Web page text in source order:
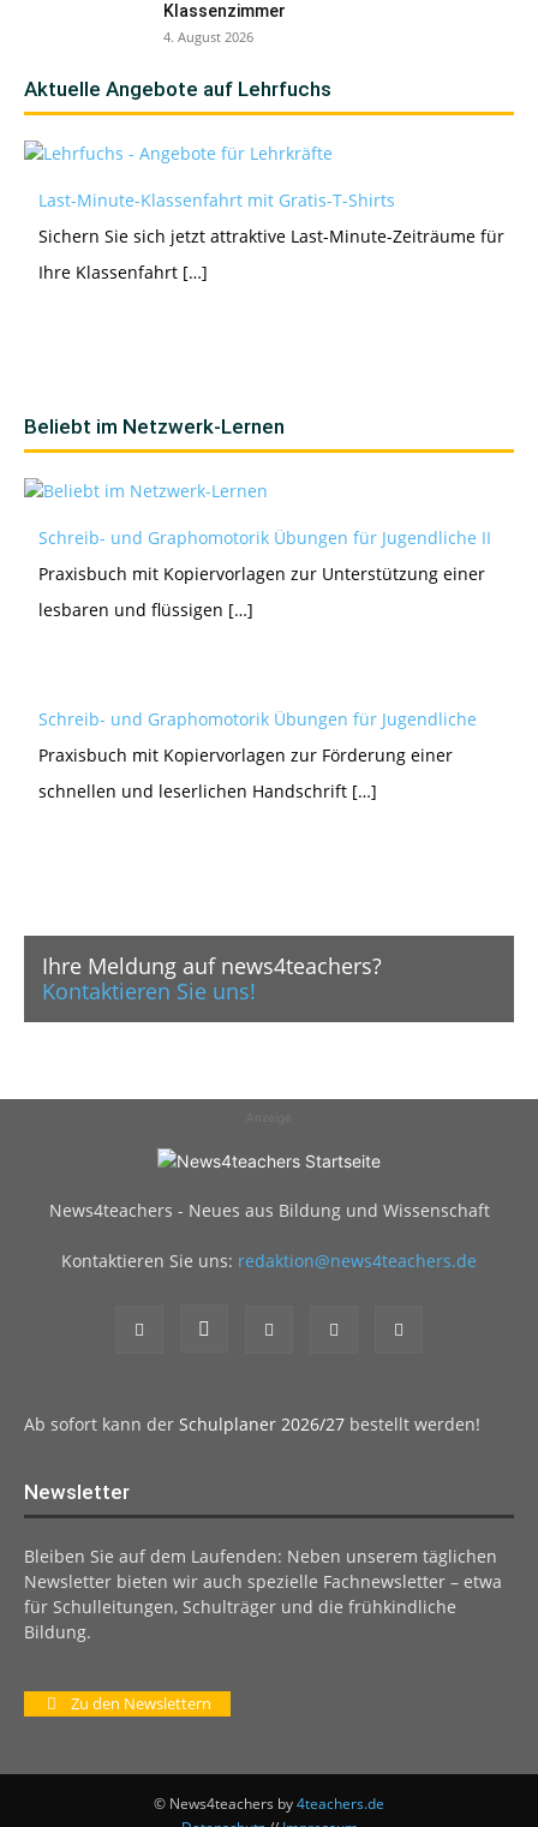
Klassenzimmer
4. August 2026
Aktuelle Angebote auf Lehrfuchs
Last-Minute-Klassenfahrt mit Gratis-T-Shirts
Sichern Sie sich jetzt attraktive Last-Minute-Zeiträume für
Ihre Klassenfahrt […]
Beliebt im Netzwerk-Lernen
Schreib- und Graphomotorik Übungen für Jugendliche II
Praxisbuch mit Kopiervorlagen zur Unterstützung einer
lesbaren und flüssigen […]
Schreib- und Graphomotorik Übungen für Jugendliche
Praxisbuch mit Kopiervorlagen zur Förderung einer
schnellen und leserlichen Handschrift […]
Ihre Meldung auf news4teachers?
Kontaktieren Sie uns!
News4teachers - Neues aus Bildung und Wissenschaft
Kontaktieren Sie uns: redaktion@news4teachers.de
Ab sofort kann der Schulplaner 2026/27 bestellt werden!
Newsletter
Bleiben Sie auf dem Laufenden: Neben unserem täglichen
Newsletter bieten wir auch spezielle Fachnewsletter – etwa
für Schulleitungen, Schulträger und die frühkindliche
Bildung.
Zu den Newslettern
© News4teachers by4teachers.de